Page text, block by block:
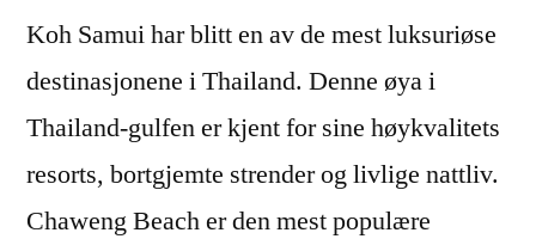
Koh Samui har blitt en av de mest luksuriøse
destinasjonene i Thailand. Denne øya i
Thailand-gulfen er kjent for sine høykvalitets
resorts, bortgjemte strender og livlige nattliv.
Chaweng Beach er den mest populære